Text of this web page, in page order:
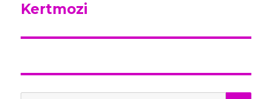
Következő
Kertmozi